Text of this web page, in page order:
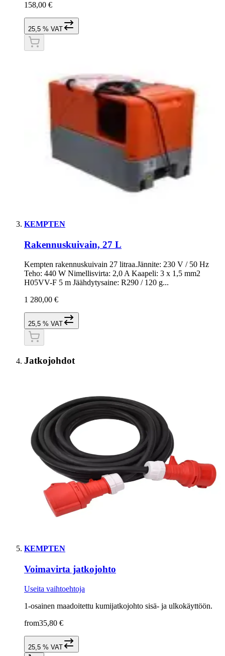
158,00 €
25,5 % VAT
KEMPTEN
Rakennuskuivain, 27 L
Kempten rakennuskuivain 27 litraa.Jännite: 230 V / 50 Hz
Teho: 440 W Nimellisvirta: 2,0 A Kaapeli: 3 x 1,5 mm2
H05VV-F 5 m Jäähdytysaine: R290 / 120 g...
1 280,00 €
25,5 % VAT
Jatkojohdot
KEMPTEN
Voimavirta jatkojohto
Useita vaihtoehtoja
1-osainen maadoitettu kumijatkojohto sisä- ja ulkokäyttöön.
from35,80 €
25,5 % VAT